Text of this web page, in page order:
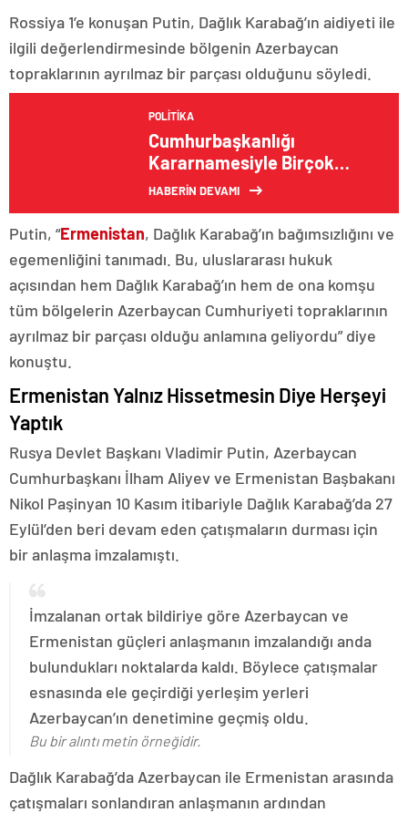
Rossiya 1’e konuşan Putin, Dağlık Karabağ’ın aidiyeti ile
ilgili değerlendirmesinde bölgenin Azerbaycan
topraklarının ayrılmaz bir parçası olduğunu söyledi.
POLITIKA
Cumhurbaşkanlığı
Kararnamesiyle Birçok
Görevden Alma ve Atama
HABERİN DEVAMI
Putin, “Ermenistan, Dağlık Karabağ’ın bağımsızlığını ve
egemenliğini tanımadı. Bu, uluslararası hukuk
açısından hem Dağlık Karabağ’ın hem de ona komşu
tüm bölgelerin Azerbaycan Cumhuriyeti topraklarının
ayrılmaz bir parçası olduğu anlamına geliyordu” diye
konuştu.
Ermenistan Yalnız Hissetmesin Diye Herşeyi
Yaptık
Rusya Devlet Başkanı Vladimir Putin, Azerbaycan
Cumhurbaşkanı İlham Aliyev ve Ermenistan Başbakanı
Nikol Paşinyan 10 Kasım itibariyle Dağlık Karabağ’da 27
Eylül’den beri devam eden çatışmaların durması için
bir anlaşma imzalamıştı.
İmzalanan ortak bildiriye göre Azerbaycan ve
Ermenistan güçleri anlaşmanın imzalandığı anda
bulundukları noktalarda kaldı. Böylece çatışmalar
esnasında ele geçirdiği yerleşim yerleri
Azerbaycan’ın denetimine geçmiş oldu.
Bu bir alıntı metin örneğidir.
Dağlık Karabağ’da Azerbaycan ile Ermenistan arasında
çatışmaları sonlandıran anlaşmanın ardından